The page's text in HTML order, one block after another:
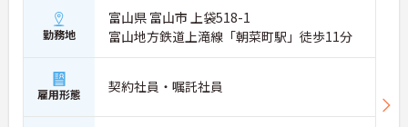
勤務地
富山県 富山市 上袋518-1
富山地方鉄道上滝線「朝菜町駅」徒歩11分
雇用形態 契約社員・嘱託社員